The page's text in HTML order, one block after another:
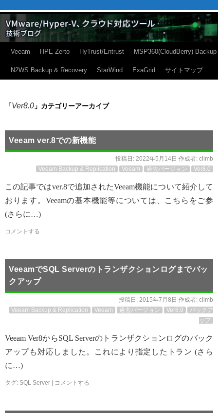
Veeam HPE Zerto HyTrust/Entrust MSP360(CloudBerry) Backup
N2WS Backup & Recovery StarWind ExaGrid サイトマップ
「Ver8.0 」カテゴリーアーカイブ
Veeam ver.8での新機能
投稿日: 2022年5月14日 作成者: climb
Veeam Backup & Replication
Veeam 過去バージョン Ver8.0
この記事ではver.8で追加されたVeeam機能について紹介して
おります。Veeamの基本機能等については、こちらをご参
(さらに…)
コメントする
VeeamでSQL Serverのトランザクションログまでバッ
クアップ
投稿日: 2015年7月8日 作成者: climb
Veeam Backup & Replication
Veeam 過去バージョン Ver8.0
バックア
ップ
Veeam Ver8からSQL Serverのトランザクションログのバック
アップも対応しました。これにより指定したトラン (さら
に…)
タグ: SQL Server コメントする